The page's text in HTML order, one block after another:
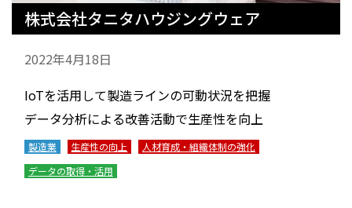
株式会社タニタハウジングウェア
2022年4月18日
IoTを活用して製造ラインの可動状況を把握
データ分析による改善活動で生産性を向上
製造業 生産性の向上
人材育成・組織体制の強化
データの取得・活用